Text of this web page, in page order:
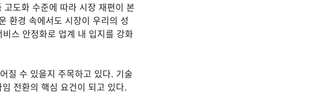
도화 수준에 따라 시장 재편이 본
환경 속에서도 시장이 우리의 성
스 안정화로 업계 내 입지를 강화
질 수 있을지 주목하고 있다. 기술
전환의 핵심 요건이 되고 있다.